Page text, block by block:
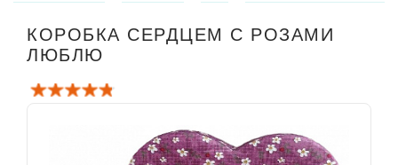
КОРОБКА СЕРДЦЕМ С РОЗАМИ
ЛЮБЛЮ